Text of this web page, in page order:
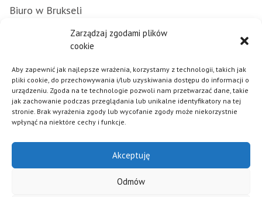
Zarządzaj zgodami plików
cookie
Aby zapewnić jak najlepsze wrażenia, korzystamy z technologii, takich jak
pliki cookie, do przechowywania i/lub uzyskiwania dostępu do informacji o
urządzeniu. Zgoda na te technologie pozwoli nam przetwarzać dane, takie
jak zachowanie podczas przeglądania lub unikalne identyfikatory na tej
stronie. Brak wyrażenia zgody lub wycofanie zgody może niekorzystnie
wpłynąć na niektóre cechy i funkcje.
Akceptuję
Odmów
Biuro w Brukseli
Załatwianie spraw w urzędzie
Zamówienia publiczne
Punkty Informacyjne FE
Praca w urzędzie